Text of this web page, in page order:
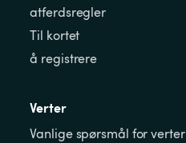
atferdsregler
Til kortet
å registrere
Verter
Vanlige spørsmål for verter